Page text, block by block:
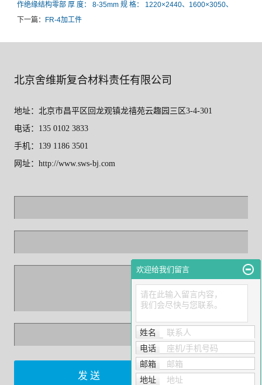
作绝缘结构零部 厚 度： 8-35mm 规 格： 1220×2440、1600×3050、
下一篇：
FR-4加工件
北京舍维斯复合材料责任有限公司
地址：北京市昌平区回龙观镇龙禧苑云趣园三区3-4-301
电话：135 0102 3833
手机：139 1186 3501
网址：http://www.sws-bj.com
欢迎给我们留言
请在此输入留言内容，
我们会尽快与您联系。
姓名
联系人
电话
座机/手机号码
邮箱
邮箱
地址
地址